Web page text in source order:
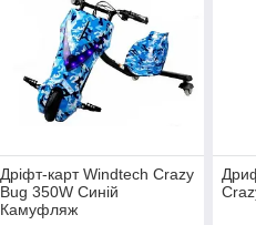
Дріфт-карт Windtech Crazy
Bug 350W Синій
Камуфляж